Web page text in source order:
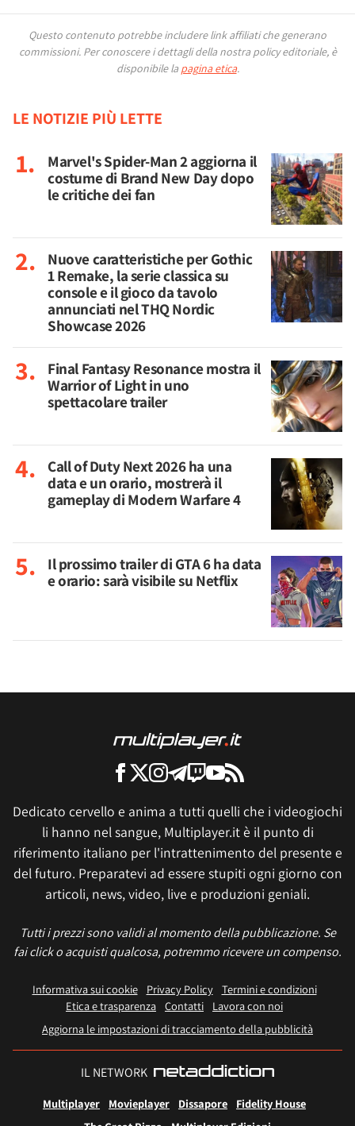
Questo contenuto potrebbe includere link affiliati che generano
commissioni. Per conoscere i dettagli della nostra policy editoriale, è
disponibile la pagina etica.
LE NOTIZIE PIÙ LETTE
Marvel's Spider-Man 2 aggiorna il
costume di Brand New Day dopo
le critiche dei fan
Nuove caratteristiche per Gothic
1 Remake, la serie classica su
console e il gioco da tavolo
annunciati nel THQ Nordic
Showcase 2026
Final Fantasy Resonance mostra il
Warrior of Light in uno
spettacolare trailer
Call of Duty Next 2026 ha una
data e un orario, mostrerà il
gameplay di Modern Warfare 4
Il prossimo trailer di GTA 6 ha data
e orario: sarà visibile su Netflix
Dedicato cervello e anima a tutti quelli che i videogiochi
li hanno nel sangue, Multiplayer.it è il punto di
riferimento italiano per l'intrattenimento del presente e
del futuro. Preparatevi ad essere stupiti ogni giorno con
articoli, news, video, live e produzioni geniali.
Tutti i prezzi sono validi al momento della pubblicazione. Se
fai click o acquisti qualcosa, potremmo ricevere un compenso.
Informativa sui cookie Privacy Policy
Termini e condizioni
Etica e trasparenza Contatti
Lavora con noi
Aggiorna le impostazioni di tracciamento della pubblicità
IL NETWORK
Multiplayer Movieplayer Dissapore
Fidelity House